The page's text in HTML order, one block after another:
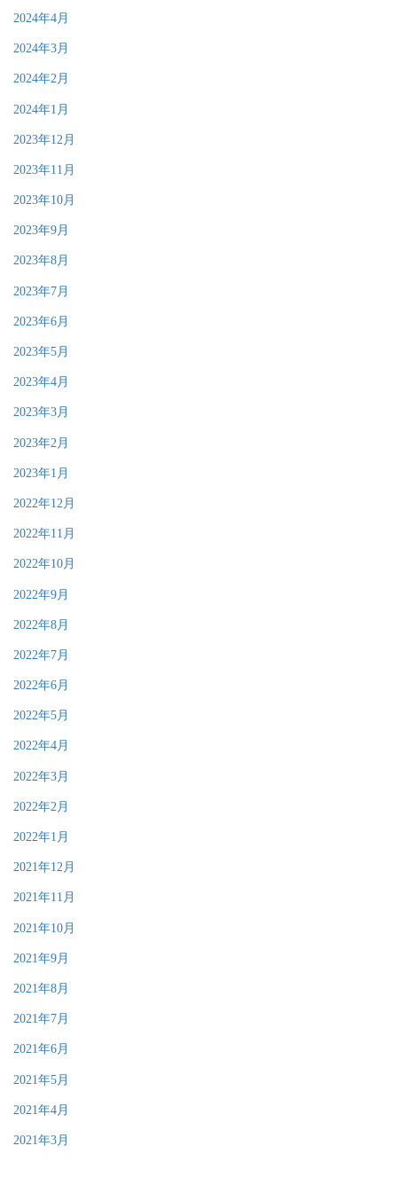
2024年4月
2024年3月
2024年2月
2024年1月
2023年12月
2023年11月
2023年10月
2023年9月
2023年8月
2023年7月
2023年6月
2023年5月
2023年4月
2023年3月
2023年2月
2023年1月
2022年12月
2022年11月
2022年10月
2022年9月
2022年8月
2022年7月
2022年6月
2022年5月
2022年4月
2022年3月
2022年2月
2022年1月
2021年12月
2021年11月
2021年10月
2021年9月
2021年8月
2021年7月
2021年6月
2021年5月
2021年4月
2021年3月